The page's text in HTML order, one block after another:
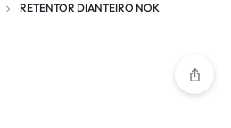
RETENTOR DIANTEIRO NOK